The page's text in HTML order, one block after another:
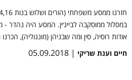
במסלול ממוסקבה לבייג׳ין. המסע היה נהדר -
אודות רוסיה, סין ומה שבניהן (מונגוליה),
חיים וענת שריקי | 05.09.2018